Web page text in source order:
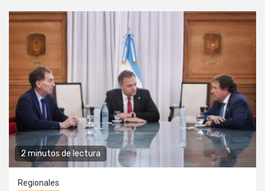
2 minutos de lectura
Regionales